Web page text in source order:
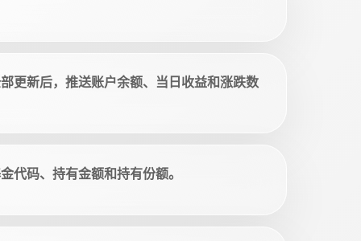
更新后，推送账户余额、当日收益和涨跌数
代码、持有金额和持有份额。